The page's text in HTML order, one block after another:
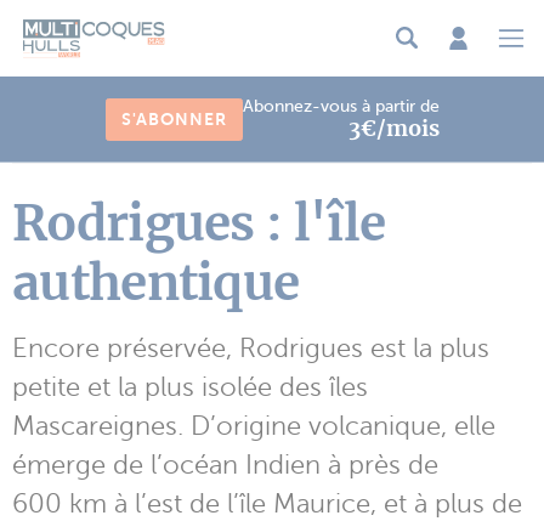
S'ABONNER
Abonnez-vous à partir de
3€/mois
Rodrigues : l'île
authentique
Encore préservée, Rodrigues est la plus
petite et la plus isolée des îles
Mascareignes. D’origine volcanique, elle
émerge de l’océan Indien à près de
600 km à l’est de l’île Maurice, et à plus de